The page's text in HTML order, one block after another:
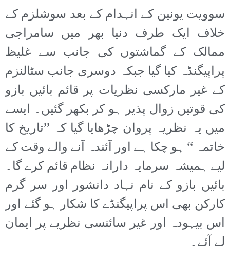
سوویت یونین کے انہدام کے بعد سوشلزم کے
خلاف ایک طرف دنیا بھر میں سامراجی
ممالک کے گماشتوں کی جانب سے غلیظ
پراپیگنڈہ کیا گیا جبکہ دوسری جانب سٹالنزم
کے غیر مارکسی نظریات پر قائم بائیں بازو
کی قوتیں زوال پذیر ہو کر بکھر گئیں۔ ایسے
میں یہ نظریہ پروان چڑھایا گیا کہ ’’تاریخ کا
خاتمہ ‘‘ ہو چکا ہے اور آئندہ آنے والے وقت کے
لیے ہمیشہ سرمایہ دارانہ نظام قائم کرے گا۔
بائیں بازو کے نام نہاد دانشور اور سر گرم
کارکن بھی اس پراپیگنڈے کا شکار ہو گئے اور
اس بیہودہ اور غیر سائنسی نظریے پر ایمان
لے آئے۔